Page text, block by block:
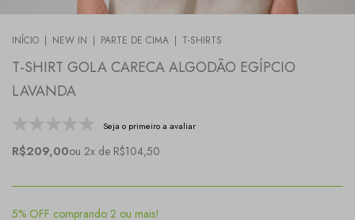
INÍCIO | NEW IN | PARTE DE CIMA | T-SHIRTS
T-SHIRT GOLA CARECA ALGODÃO EGÍPCIO
LAVANDA
Seja o primeiro a avaliar
R$209,00ou 2x de R$104,50
5% OFF comprando 2 ou mais!